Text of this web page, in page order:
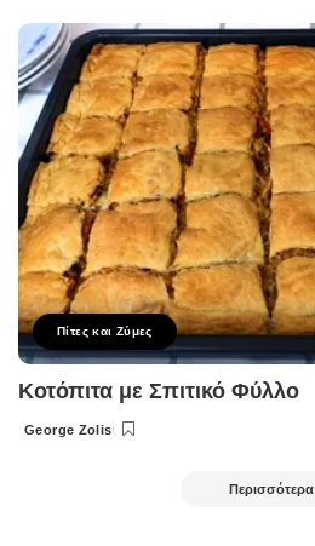
Πίτες και Ζύμες
Κοτόπιτα με Σπιτικό Φύλλο
Posted
George Zolis
Περισσότερα